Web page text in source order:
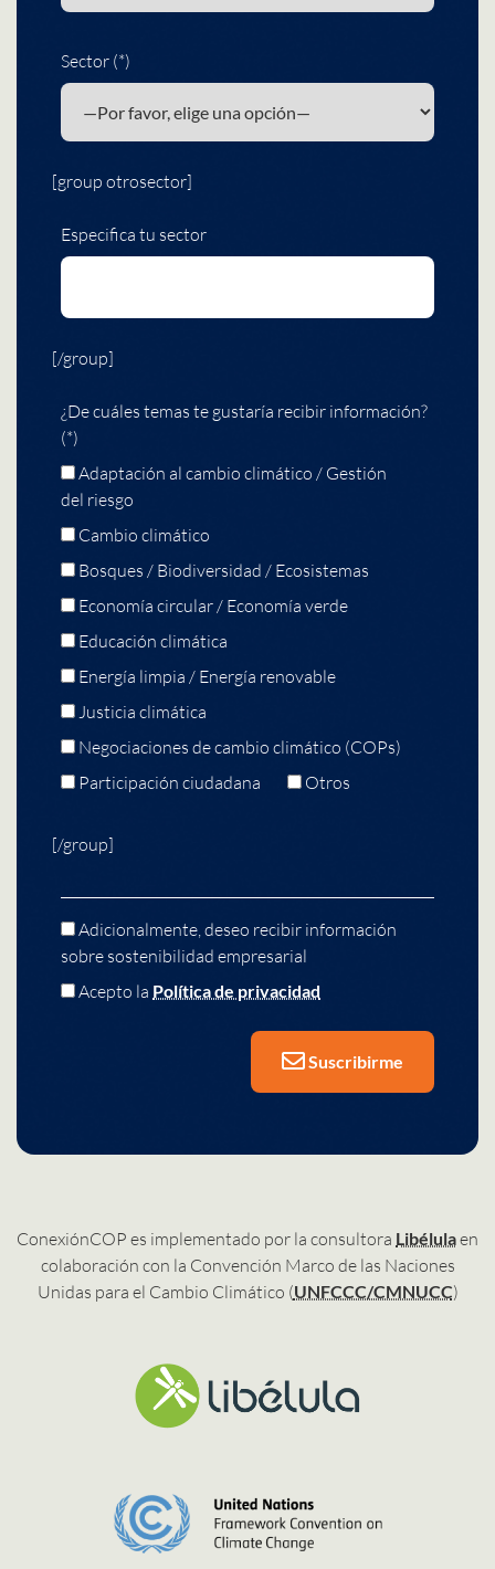
Sector (*)
[group otrosector]
Especifica tu sector
[/group]
¿De cuáles temas te gustaría recibir información?
(*)
Adaptación al cambio climático / Gestión
del riesgo
Cambio climático
Bosques / Biodiversidad / Ecosistemas
Economía circular / Economía verde
Educación climática
Energía limpia / Energía renovable
Justicia climática
Negociaciones de cambio climático (COPs)
Participación ciudadana
Otros
[/group]
Adicionalmente, deseo recibir información
sobre sostenibilidad empresarial
Acepto la Política de privacidad
Suscribirme
ConexiónCOP es implementado por la consultora Libélulaen
colaboración con la Convención Marco de las Naciones
Unidas para el Cambio Climático (UNFCCC/CMNUCC)